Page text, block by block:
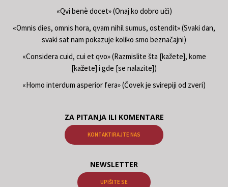
«Qvi benè docet» (Onaj ko dobro uči)
«Omnis dies, omnis hora, qvam nihil sumus, ostendit» (Svaki dan,
svaki sat nam pokazuje koliko smo beznačajni)
«Considera cuid, cui et qvo» (Razmislite šta [kažete], kome
[kažete] i gde [se nalazite])
«Homo interdum asperior fera» (Čovek je svirepiji od zveri)
ZA PITANJA ILI KOMENTARE
KONTAKTIRAJTE NAS
NEWSLETTER
UPIŠITE SE